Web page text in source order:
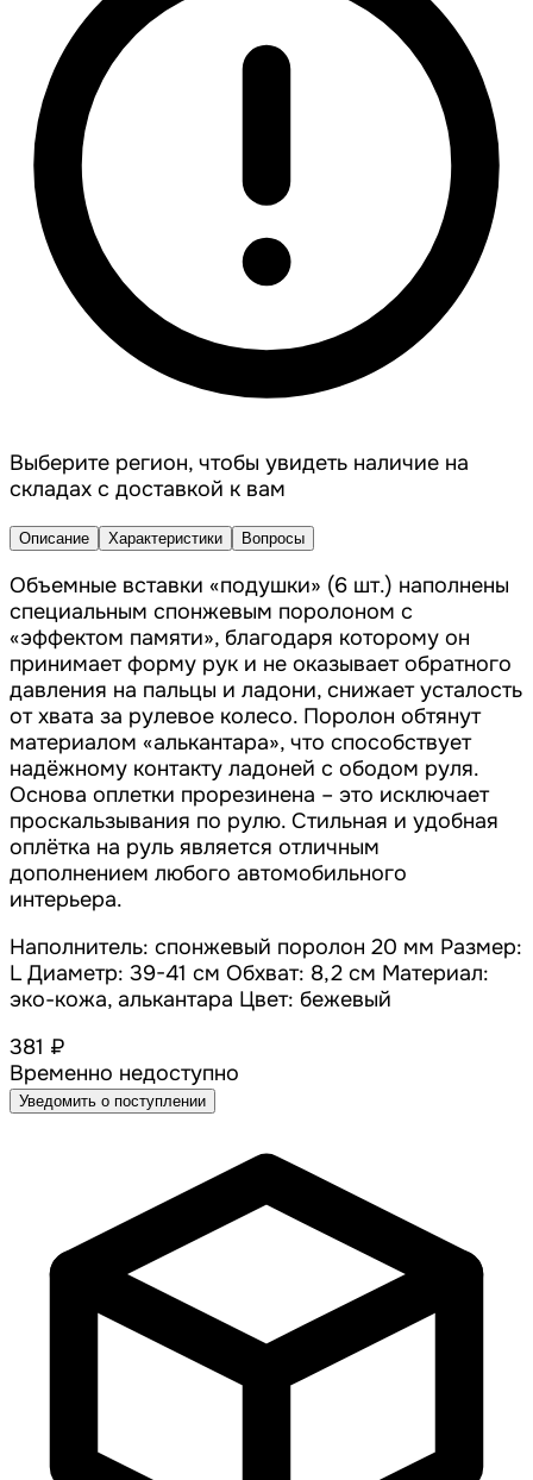
Выберите регион, чтобы увидеть наличие на
складах с доставкой к вам
Описание Характеристики Вопросы
Объемные вставки «подушки» (6 шт.) наполнены
специальным спонжевым поролоном с
«эффектом памяти», благодаря которому он
принимает форму рук и не оказывает обратного
давления на пальцы и ладони, снижает усталость
от хвата за рулевое колесо. Поролон обтянут
материалом «алькантара», что способствует
надёжному контакту ладоней с ободом руля.
Основа оплетки прорезинена – это исключает
проскальзывания по рулю. Стильная и удобная
оплётка на руль является отличным
дополнением любого автомобильного
интерьера.
Наполнитель: спонжевый поролон 20 мм Размер:
L Диаметр: 39-41 см Обхват: 8,2 см Материал:
эко-кожа, алькантара Цвет: бежевый
381 ₽
Временно недоступно
Уведомить о поступлении